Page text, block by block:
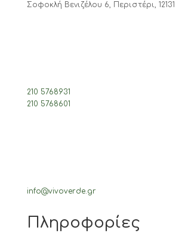
Σοφοκλή Βενιζέλου 6, Περιστέρι, 12131
210 5768931
210 5768601
info@vivoverde.gr
Πληροφορίες